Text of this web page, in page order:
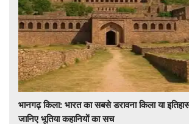
भानगढ़ किला: भारत का सबसे डरावना किला या
जानिए भूतिया कहानियों का सच